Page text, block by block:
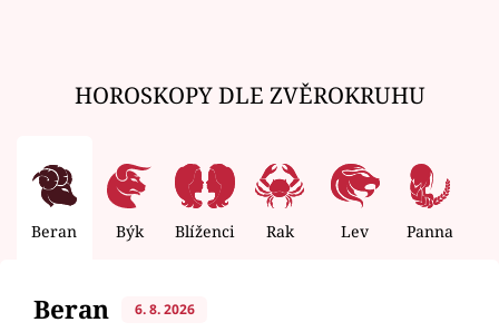
HOROSKOPY DLE ZVĚROKRUHU
Beran Býk Blíženci Rak Lev Panna
Beran 6. 8. 2026